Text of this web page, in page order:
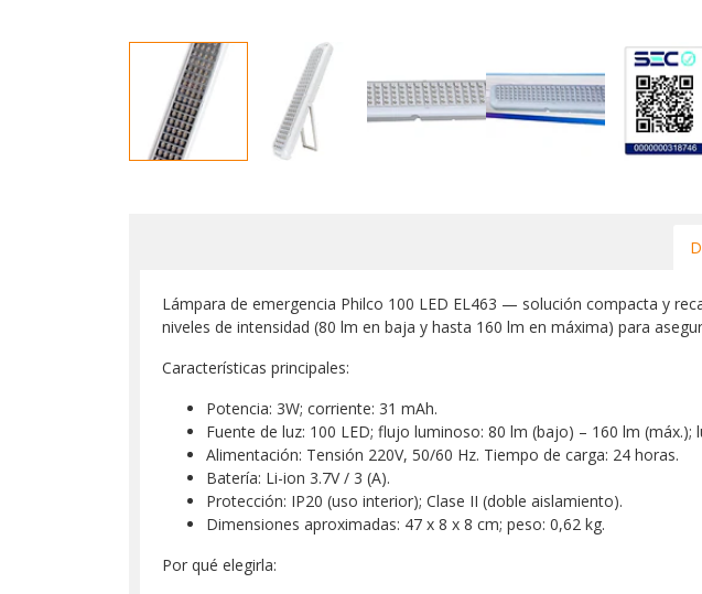
Lámpara de emergencia Philco 100 LED EL463 — solución compacta y
niveles de intensidad (80 lm en baja y hasta 160 lm en máxima) para
Características principales:
Potencia: 3W; corriente: 31 mAh.
Fuente de luz: 100 LED; flujo luminoso: 80 lm (bajo) – 160 lm (máx.);
Alimentación: Tensión 220V, 50/60 Hz. Tiempo de carga: 24 horas.
Batería: Li-ion 3.7V / 3 (A).
Protección: IP20 (uso interior); Clase II (doble aislamiento).
Dimensiones aproximadas: 47 x 8 x 8 cm; peso: 0,62 kg.
Por qué elegirla: